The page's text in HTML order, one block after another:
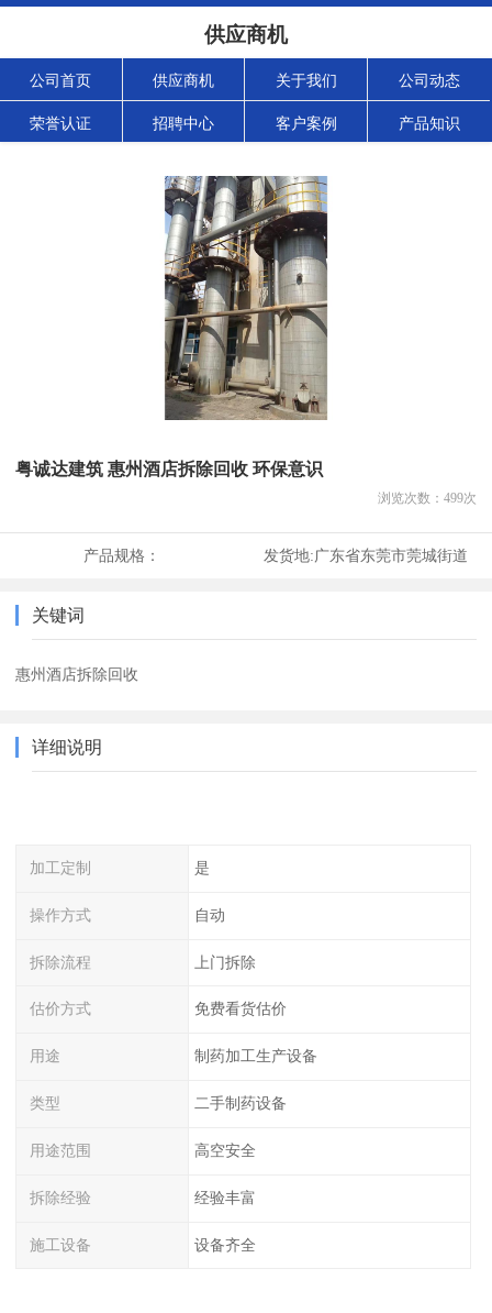
供应商机
公司首页 供应商机 关于我们 公司动态
荣誉认证 招聘中心 客户案例 产品知识
粤诚达建筑 惠州酒店拆除回收 环保意识
浏览次数： 499次
产品规格： 发货地:广东省东莞市莞城街道
关键词
惠州酒店拆除回收
详细说明
加工定制 是
操作方式 自动
拆除流程 上门拆除
估价方式 免费看货估价
用途 制药加工生产设备
类型 二手制药设备
用途范围 高空安全
拆除经验 经验丰富
施工设备 设备齐全